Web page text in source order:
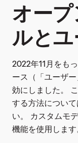
オー
ルと
2022年11月をも
ース（「ユーザ
効にしました。
する方法について
い。 カスタムモ
機能を使用します